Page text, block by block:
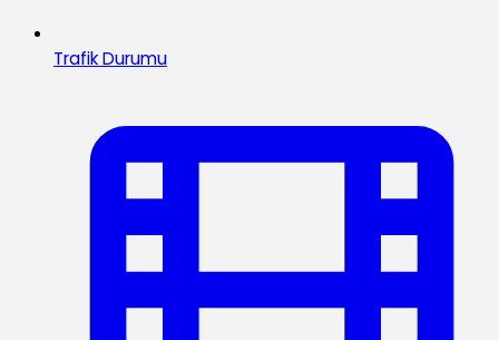
Trafik Durumu